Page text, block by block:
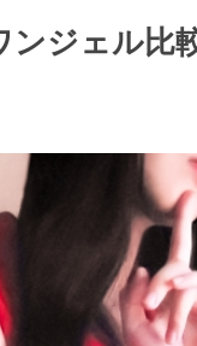
ンジェル比